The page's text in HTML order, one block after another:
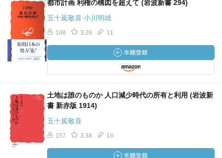
都市計画 利権の構図を超えて (岩波新書 294)
五十嵐敬喜 小川明雄
188 3.26 11
土地は誰のものか 人口減少時代の所有と利用 (岩波新
書 新赤版 1914)
五十嵐敬喜
157 3.38 16